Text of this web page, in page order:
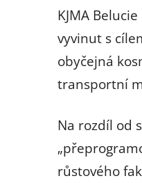
KJMA
vyvinut s
obyčejná
transportní
Na rozdíl od
růstového